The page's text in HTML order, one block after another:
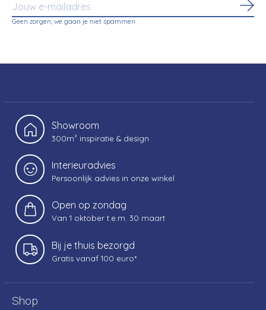
Geen zorgen, we gaan je niet spammen
Showroom
300m² inspiratie & design
Interieuradvies
Persoonlijk advies in onze winkel
Open op zondag
Van 1 oktober t.e.m. 30 maart
Bij je thuis bezorgd
Gratis vanaf 100 euro*
Shop